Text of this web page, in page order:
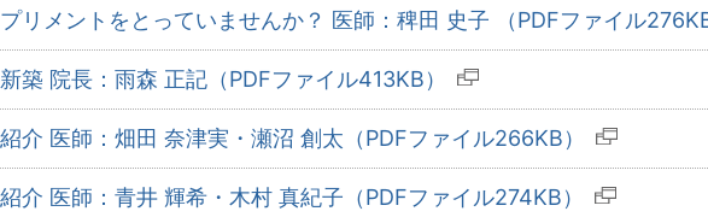
リメントをとっていませんか？ 医師：稗田 史子 （PDFファイル
築 院長：雨森 正記（PDFファイル413KB）
介 医師：畑田 奈津実・瀬沼 創太（PDFファイル266KB）
介 医師：青井 輝希・木村 真紀子（PDFファイル274KB）